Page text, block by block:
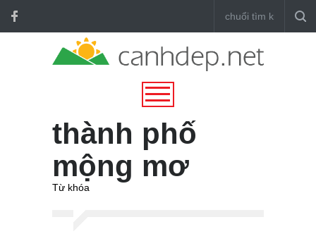
thành phố
mộng mơ
Từ khóa